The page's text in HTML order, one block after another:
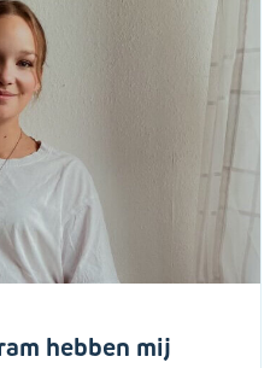
hebben mij